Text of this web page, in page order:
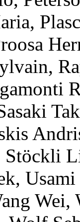
,
,
Stöckli
, Usami
Wei,